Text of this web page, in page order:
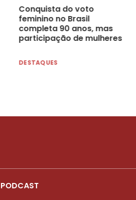
Conquista do voto
feminino no Brasil
completa 90 anos, mas
participação de mulheres
DESTAQUES
PODCAST